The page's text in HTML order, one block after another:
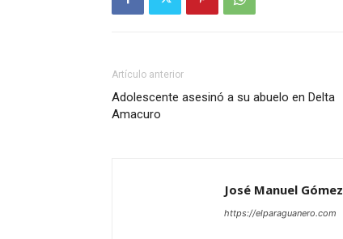
Artículo anterior
Adolescente asesinó a su abuelo en Delta
Amacuro
José Manuel Gómez
https://elparaguanero.com